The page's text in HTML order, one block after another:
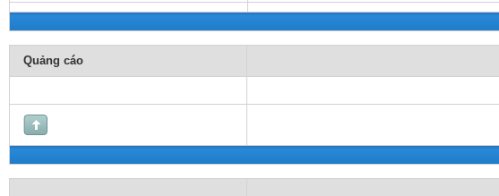
Quảng cáo